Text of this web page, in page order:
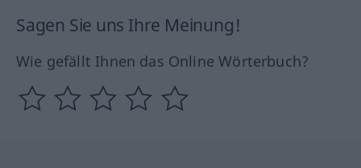
Sagen Sie uns Ihre Meinung!
Wie gefällt Ihnen das Online Wörterbuch?